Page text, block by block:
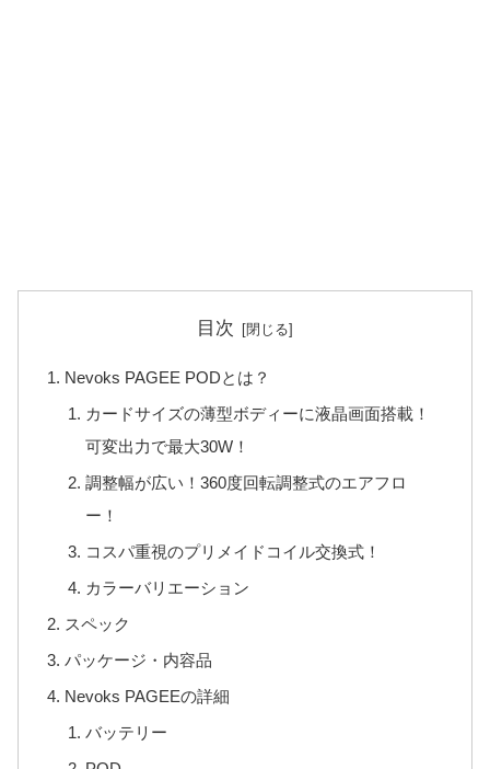
目次
Nevoks PAGEE PODとは？
カードサイズの薄型ボディーに液晶画面搭載！
可変出力で最大30W！
調整幅が広い！360度回転調整式のエアフロ
ー！
コスパ重視のプリメイドコイル交換式！
カラーバリエーション
スペック
パッケージ・内容品
Nevoks PAGEEの詳細
バッテリー